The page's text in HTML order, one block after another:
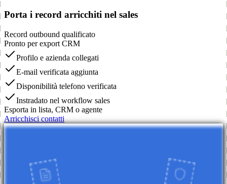
Porta i record arricchiti nel sales
Record outbound qualificato
Pronto per export CRM
Profilo e azienda collegati
E-mail verificata aggiunta
Disponibilità telefono verificata
Instradato nel workflow sales
Esporta in lista, CRM o agente
Arricchisci contatti